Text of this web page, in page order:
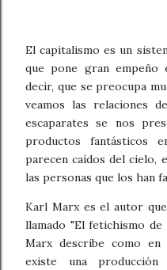
El capitalismo es un
que pone gran empeño
decir, que se preocupa
veamos las relaciones
escaparates se nos
productos fantásticos
parecen caídos del cielo,
las personas que los han
Karl Marx es el autor
llamado "El fetichismo de
Marx describe como en
existe una producción